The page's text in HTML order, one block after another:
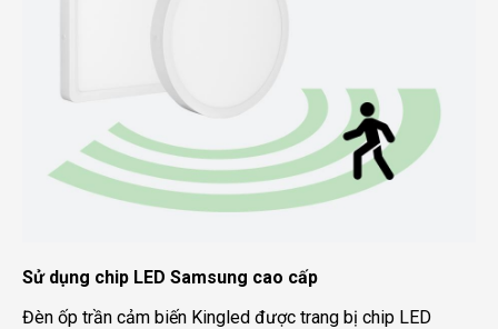
Sử dụng chip LED Samsung cao cấp
Đèn ốp trần cảm biến Kingled được trang bị chip LED